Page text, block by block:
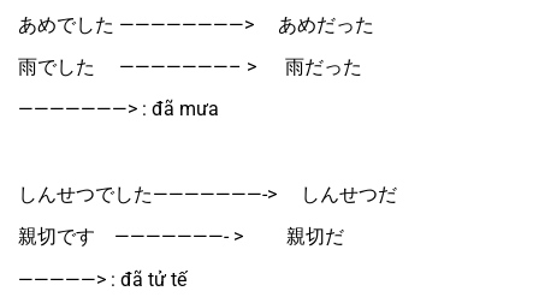
あめでした ————————>　 あめだった
雨でした　 ———————– > 　 雨だった
———————> : đã mưa
しんせつでした———————-> 　しんせつだ
親切です　———————- > 　　親切だ
—————> : đã tử tế